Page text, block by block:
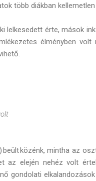
több diákban
lelkesedett érte, mások
élményben volt
de követhető
közénk, mintha az
az elején nehéz volt
gondolati